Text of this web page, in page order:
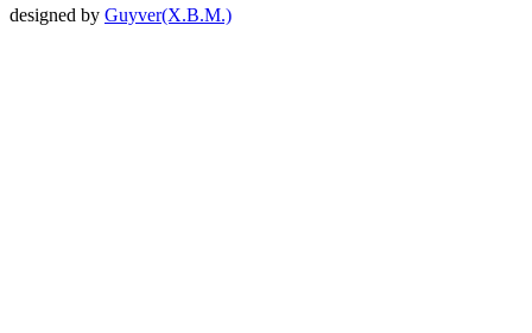
designed by Guyver(X.B.M.)